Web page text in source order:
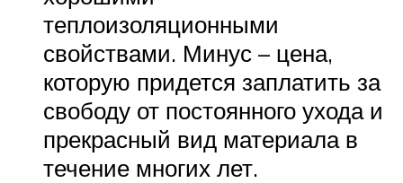
теплоизоляционными
свойствами. Минус – цена,
которую придется заплатить за
свободу от постоянного ухода и
прекрасный вид материала в
течение многих лет.